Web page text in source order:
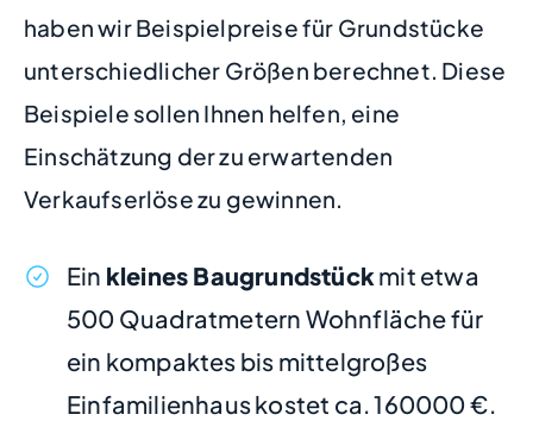
haben wir Beispielpreise für Grundstücke
unterschiedlicher Größen berechnet. Diese
Beispiele sollen Ihnen helfen, eine
Einschätzung der zu erwartenden
Verkaufserlöse zu gewinnen.
Ein kleines Baugrundstückmit etwa
500 Quadratmetern Wohnfläche für
ein kompaktes bis mittelgroßes
Einfamilienhaus kostet ca. 160000 €.